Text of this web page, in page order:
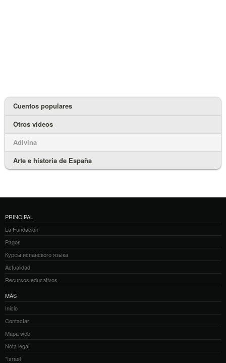
Cuentos populares
Otros vídeos
Adivina
Arte e historia de España
PRINCIPAL
La Fundación
Pagos
Курсы испанского языка
Actualidad
Recursos educativos
MÁS
Inicio
Contactar
Mapa web
Nota legal
*Israel